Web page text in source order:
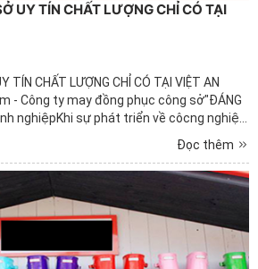
UY TÍN CHẤT LƯỢNG CHỈ CÓ TẠI
TÍN CHẤT LƯỢNG CHỈ CÓ TẠI VIỆT AN
- Công ty may đồng phục công sở"ĐÁNG
nghiệpKhi sự phát triển về côcng nghiệp
con người ngày càng nâng cao. Đặc ...
Đọc thêm